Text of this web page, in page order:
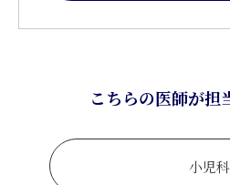
こちらの医師が担
小児科